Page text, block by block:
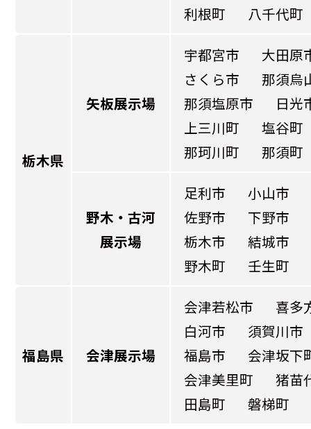
利根町
八千代町
栃木県
矢板展示場
宇都宮市
大田原
さくら市
那須烏
那須塩原市
日光
上三川町
塩谷町
那珂川町
那須町
野木・古河
展示場
足利市
小山市
佐野市
下野市
栃木市
結城市
野木町
壬生町
福島県 会津展示場
会津若松市
喜多
白河市
須賀川市
福島市
会津坂下
会津美里町
猪苗
田島町
磐梯町